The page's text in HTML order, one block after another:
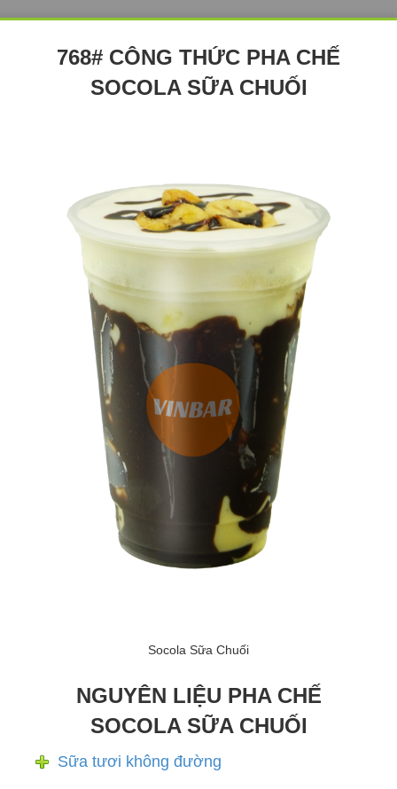
768# CÔNG THỨC PHA CHẾ
SOCOLA SỮA CHUỐI
Socola Sữa Chuối
NGUYÊN LIỆU PHA CHẾ
SOCOLA SỮA CHUỐI
Sữa tươi không đường